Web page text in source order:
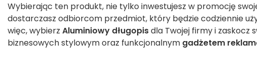
Wybierając ten produkt, nie tylko inwestujesz w promocję
dostarczasz odbiorcom przedmiot, który będzie codziennie
więc, wybierz Aluminiowy długopisdla Twojej firmy i zaskocz
biznesowych stylowym oraz funkcjonalnym gadżetem